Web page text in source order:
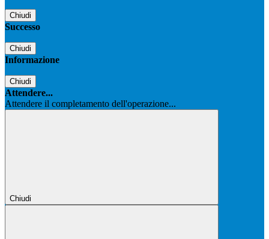
Chiudi
Successo
Chiudi
Informazione
Chiudi
Attendere...
Attendere il completamento dell'operazione...
Chiudi